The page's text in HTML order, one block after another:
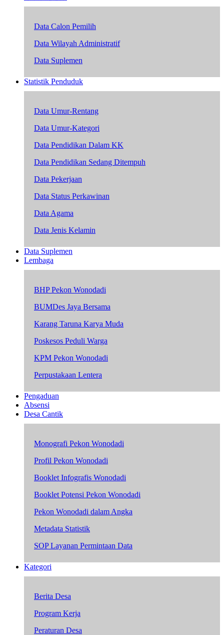
Data Calon Pemilih
Data Wilayah Administratif
Data Suplemen
Statistik Penduduk
Data Umur-Rentang
Data Umur-Kategori
Data Pendidikan Dalam KK
Data Pendidikan Sedang Ditempuh
Data Pekerjaan
Data Status Perkawinan
Data Agama
Data Jenis Kelamin
Data Suplemen
Lembaga
BHP Pekon Wonodadi
BUMDes Jaya Bersama
Karang Taruna Karya Muda
Poskesos Peduli Warga
KPM Pekon Wonodadi
Perpustakaan Lentera
Pengaduan
Absensi
Desa Cantik
Monografi Pekon Wonodadi
Profil Pekon Wonodadi
Booklet Infografis Wonodadi
Booklet Potensi Pekon Wonodadi
Pekon Wonodadi dalam Angka
Metadata Statistik
SOP Layanan Permintaan Data
Kategori
Berita Desa
Program Kerja
Peraturan Desa